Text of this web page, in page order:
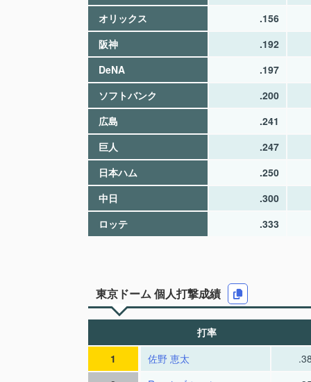
オリックス
.156
阪神
.192
DeNA
.197
ソフトバンク
.200
広島
.241
巨人
.247
日本ハム
.250
中日
.300
ロッテ
.333
東京ドーム 個人打撃成績
打率
1
佐野 恵太